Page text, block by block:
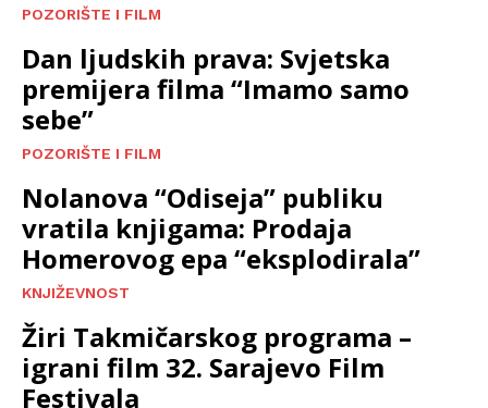
POZORIŠTE I FILM
Dan ljudskih prava: Svjetska
premijera filma “Imamo samo
sebe”
POZORIŠTE I FILM
Nolanova “Odiseja” publiku
vratila knjigama: Prodaja
Homerovog epa “eksplodirala”
KNJIŽEVNOST
Žiri Takmičarskog programa –
igrani film 32. Sarajevo Film
Festivala